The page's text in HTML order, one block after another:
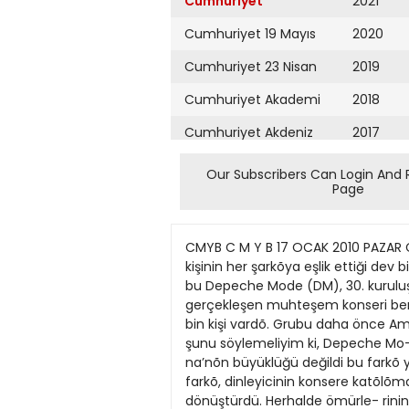
Cumhuriyet 19 Mayıs
Cumhuriyet 23 Nisan
Cumhuriyet Akademi
Cumhuriyet Akdeniz
Cumhuriyet Alışveriş
Cumhuriyet Ankara
Cumhuriyet Büyük
Taaruz
Cumhuriyet
Cumartesi
Cumhuriyet Çevre
2020
2019
2018
2017
2016
2015
2013
2011
2010
2009
Our Subscribers Can Login And
Page
CMYB C M Y B 17 OCAK 2010 PAZAR CUMHURİYET SAYFA KÜLTÜR 21kultur@cumhuriyet.com.tr Depeche Mode’un Berlin konseri, 18 bin kişinin her şarkõya eşlik ettiği dev bir partiye dönüştü Neeskiyor,nedeyaşlanõyor ZÜLAL KALKANDELEN BERLİN - New Wave’in efsane gru- bu Depeche Mode (DM), 30. kuruluş yõldönümünü kutladõğõ 2010 yõlõnda ilk konserini Berlin’de verdi. Önceki hafta sonu O2 Arena’da gerçekleşen muhteşem konseri ben de yerinde izle- dim. Tamamen dolu olan salonda, yet- kililerden öğrendiğime göre, o akşam 18 bin kişi vardõ. Grubu daha önce Amerika’da ve İs- tanbul’da canlõ dinleme olanağõ bul- muştum. Ancak bu son konserden son- ra şunu söylemeliyim ki, Depeche Mo- de’u Berlin’de görmek, kesinlikle bam- başka bir deneyim! Son teknolojiyle donatõlan O2 Are- na’nõn büyüklüğü değildi bu farkõ ya- ratan; çünkü daha önce New York’ta da Madison Square Garden konserine git- miştim. Berlin’in farkõ, dinleyicinin konsere katõlõmdaki coşkusuydu. O coşku, konseri, 18 bin kişinin her şarkõya hep birlikte eşlik ettiği dev bir partiye dönüştürdü. Herhalde ömürle- rinin 30 yõlõnõ sahnede geçiren müzis- yenler için bundan daha güzel bir kut- lama olamazdõ. SADIK HAYRANLAR -5 derecedeki dondurucu soğukta ev- lerinden çõkõp konsere gelenler, yalnõzca Almanlar değildi. Berlin, önceki hafta sonu, Avrupa’nõn çeşitli ülkelerinden ge- len DM hayranlarõyla doluydu. Bilenler bilir; çok sadõk bir hayran kit- lesi vardõr Depeche Mode’un. Konser- den önceki gün, fan kulüplerinin Fritz Club’da düzenlediği partiye katõldõ- ğõmda, buna bir kez daha tanõk oldum. Özellikle Dave Gahan’õ hem gö- rüntüsüyle hem de sahnedeki danslarõyla taklit etmeye çalõşanlar çoğunluktaydõ. Hep birlikte şarkõlar söylendi, duvardaki dev ekrandan grubun videolarõ izlendi, dans edildi. Artõk herkes asõl şova ha- zõrdõ! Dave Gahan, Martin Gore ve An- drew Fletcher, sahne arkasõna birlikte geldiler, herkese tek tek merhaba deyip el sõkõştõlar. Anõ fotoğraflarõ çekildi ve sonra konsere geçildi. 30 YILDIR AYNI CANLILIK Biz sahne arkasõndayken konserin açõlõşõnõ yapan Nietzer Ebb perfor- mansõna başlamõştõ. İngiliz endüstriyel dans grubunu ilk kez konserde izledim. Çok başarõlõ bir performans gerçekleş- tirdiler. Depeche Mode’un ise, dünyanõn en iyi konser gruplarõndan biri olduğuna hiç kuşku yok. Berlin konseri de, grubun 30 yõl önceki kadar canlõ ve güçlü olduğunu bir kez daha kanõtladõ. İnanõlmaz ama, ne Martin Gore’un yazdõğõ şarkõlar es- kiyor, ne de Dave’in o müthiş sesi yaş- lanõyor... Grup, “Sounds of the Universe” adlõ 12. stüdyo çalõşmasõ için çõktõğõ tur- neyi sürdürdüğü için, şarkõ listesini de bu